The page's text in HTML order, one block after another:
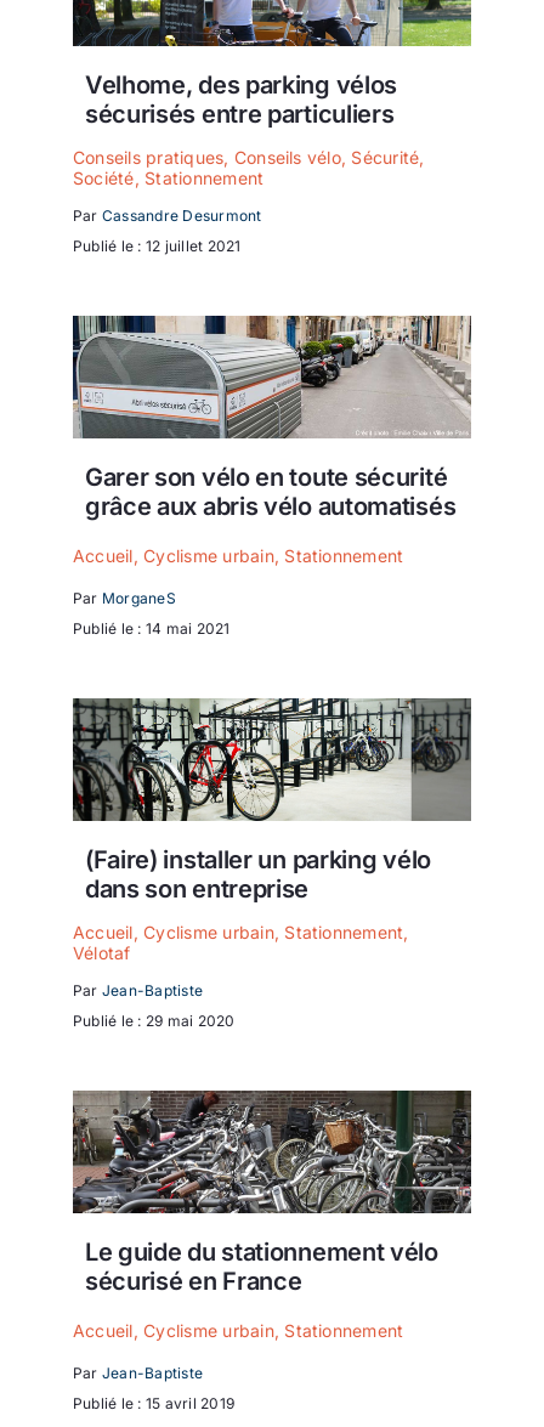
Velhome, des parking vélos
sécurisés entre particuliers
Conseils pratiques, Conseils vélo, Sécurité,
Société, Stationnement
Par Cassandre Desurmont
Publié le : 12 juillet 2021
Garer son vélo en toute sécurité
grâce aux abris vélo automatisés
Accueil,Cyclisme urbain, Stationnement
Par MorganeS
Publié le : 14 mai 2021
(Faire) installer un parking vélo
dans son entreprise
Accueil,Cyclisme urbain, Stationnement,
Vélotaf
Par Jean-Baptiste
Publié le : 29 mai 2020
Le guide du stationnement vélo
sécurisé en France
Accueil,Cyclisme urbain, Stationnement
Par Jean-Baptiste
Publié le : 15 avril 2019